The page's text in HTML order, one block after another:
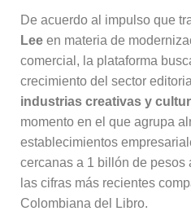
De acuerdo al impulso que
Lee en materia de
comercial, la plataforma
crecimiento del sector
industrias creativas y
momento en el que agrupa
establecimientos
cercanas a 1 billón de pesos
las cifras más recientes
Colombiana del Libro.